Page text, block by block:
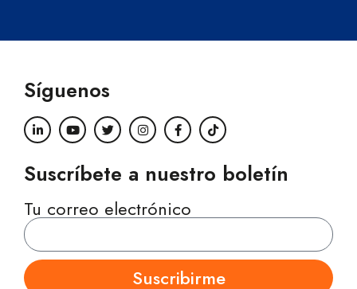
Síguenos
Suscríbete a nuestro boletín
Tu correo electrónico
Suscribirme